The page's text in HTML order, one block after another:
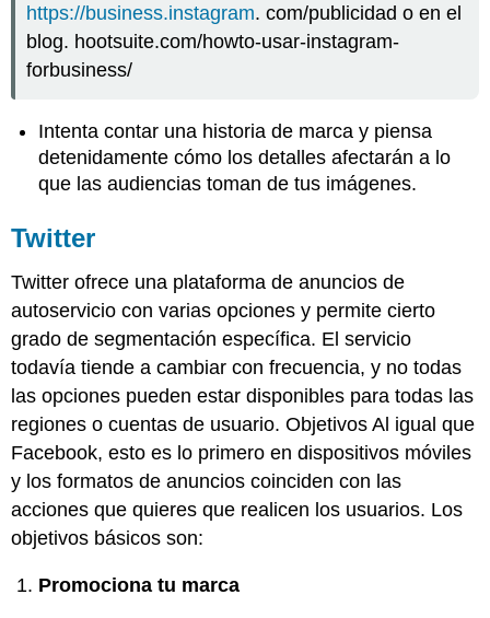
https://business.instagram. com/publicidad o en el
blog. hootsuite.com/howto-usar-instagram-
forbusiness/
Intenta contar una historia de marca y piensa
detenidamente cómo los detalles afectarán a lo
que las audiencias toman de tus imágenes.
Twitter
Twitter ofrece una plataforma de anuncios de
autoservicio con varias opciones y permite cierto
grado de segmentación específica. El servicio
todavía tiende a cambiar con frecuencia, y no todas
las opciones pueden estar disponibles para todas las
regiones o cuentas de usuario. Objetivos Al igual que
Facebook, esto es lo primero en dispositivos móviles
y los formatos de anuncios coinciden con las
acciones que quieres que realicen los usuarios. Los
objetivos básicos son:
Promociona tu marca